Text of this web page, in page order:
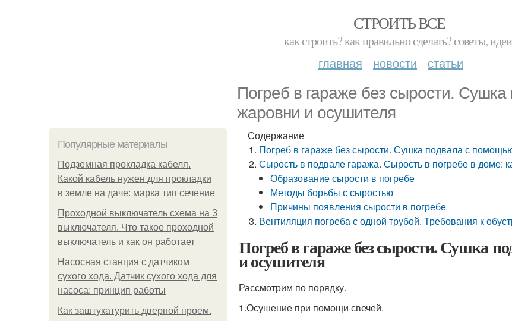
СТРОИТЬ ВСЕ
как строить? как правильно сделать? советы,
главная новости статьи
Погреб в гараже без сырости.
жаровни и осушителя
Популярные материалы
Подземная прокладка кабеля.
Какой кабель нужен для прокладки
в земле на даче: марка тип сечение
Проходной выключатель схема на 3
выключателя. Что такое проходной
выключатель и как он работает
Насосная станция с датчиком
сухого хода. Датчик сухого хода для
насоса: принцип работы
Как заштукатурить дверной проем.
Содержание
Погреб в гараже без сырости. Сушка подвала с
Сырость в подвале гаража. Сырость в погребе в доме:
Образование сырости в погребе
Методы борьбы с сыростью
Причины появления сырости в погребе
Вентиляция погреба с одной трубой. Требования к
Погреб в гараже без сырости. Сушка
и осушителя
Рассмотрим по порядку.
1.Осушение при помощи свечей.